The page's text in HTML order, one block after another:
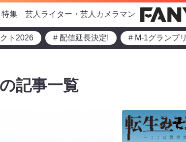
特集 芸人ライター・芸人カメラマン
ト2026 # 配信延長決定! # M-1グランプリ
記事一覧